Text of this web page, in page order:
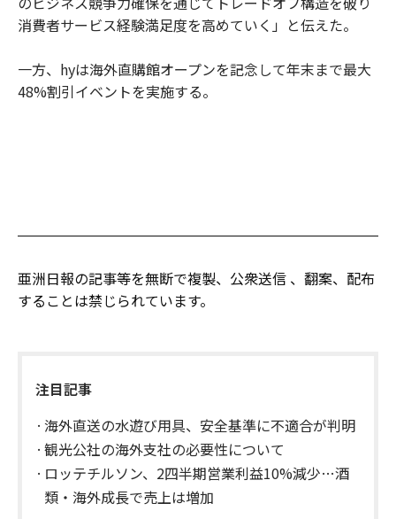
消費者サービス経験満足度を高めていく」と伝えた。
一方、hyは海外直購館オープンを記念して年末まで最大
48%割引イベントを実施する。
亜洲日報の記事等を無断で複製、公衆送信 、翻案、配布
することは禁じられています。
注目記事
海外直送の水遊び用具、安全基準に不適合が判明
観光公社の海外支社の必要性について
ロッテチルソン、2四半期営業利益10%減少…酒
類・海外成長で売上は増加